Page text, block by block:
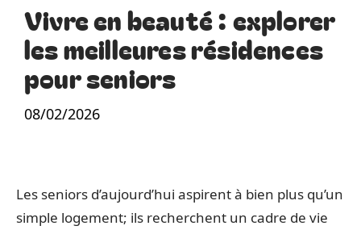
Vivre en beauté : explorer
les meilleures résidences
pour seniors
08/02/2026
Les seniors d’aujourd’hui aspirent à bien plus qu’un
simple logement; ils recherchent un cadre de vie